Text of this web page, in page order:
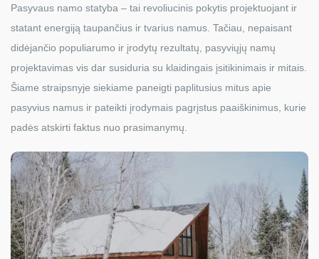
Pasyvaus namo statyba – tai revoliucinis pokytis projektuojant ir
statant energiją taupančius ir tvarius namus. Tačiau, nepaisant
didėjančio populiarumo ir įrodytų rezultatų, pasyviųjų namų
projektavimas vis dar susiduria su klaidingais įsitikinimais ir mitais.
Šiame straipsnyje siekiame paneigti paplitusius mitus apie
pasyvius namus ir pateikti įrodymais pagrįstus paaiškinimus, kurie
padės atskirti faktus nuo prasimanymų.